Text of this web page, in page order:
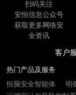
扫码关注
安恒信息公众号
获取更多网络安
全资讯
客户
热门产品及服务
恒脑安全智能体
明